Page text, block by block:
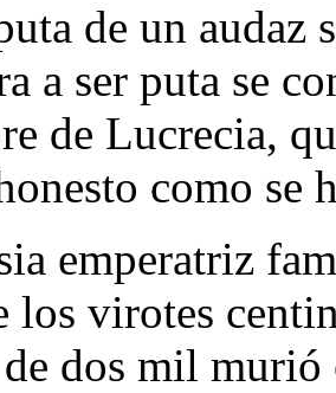
de un audaz
a ser puta se
de Lucrecia,
como se
emperatriz
los virotes
de dos mil